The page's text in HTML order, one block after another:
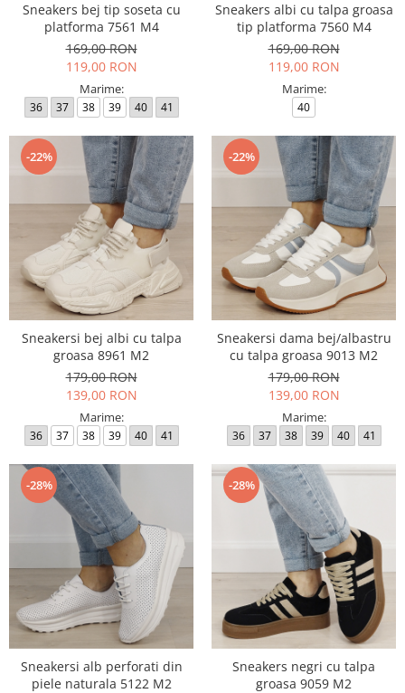
Sneakers bej tip soseta cu
platforma 7561 M4
169,00 RON
119,00 RON
Marime:
36 37 38 39 40 41
Sneakers albi cu talpa groasa
tip platforma 7560 M4
169,00 RON
119,00 RON
Marime:
40
-22%
Sneakersi bej albi cu talpa
groasa 8961 M2
179,00 RON
139,00 RON
Marime:
36 37 38 39 40 41
-22%
Sneakersi dama bej/albastru
cu talpa groasa 9013 M2
179,00 RON
139,00 RON
Marime:
36 37 38 39 40 41
-28%
Sneakersi alb perforati din
piele naturala 5122 M2
-28%
Sneakers negri cu talpa
groasa 9059 M2